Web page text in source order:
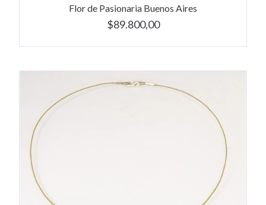
Flor de Pasionaria Buenos Aires
$89.800,00